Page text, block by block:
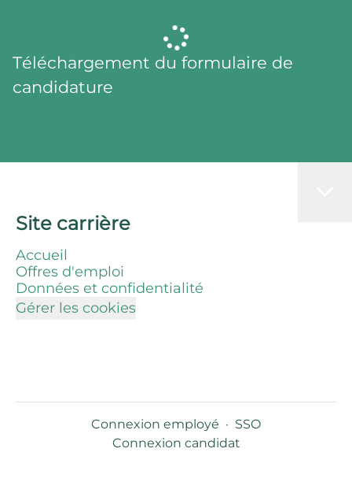
Téléchargement du formulaire de
candidature
Site carrière
Accueil
Offres d'emploi
Données et confidentialité
Gérer les cookies
Connexion employé · SSO
Connexion candidat